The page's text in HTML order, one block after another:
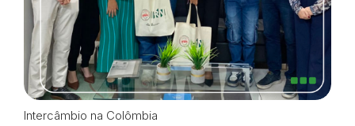
Intercâmbio na Colômbia